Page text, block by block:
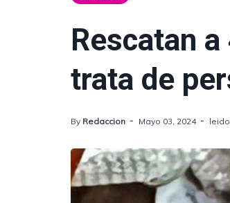
Rescatan
trata de
By Redaccion Mayo 03, 2024